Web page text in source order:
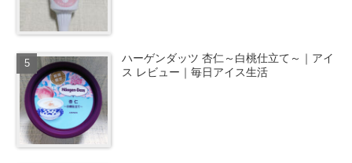
ハーゲンダッツ 杏仁～白桃仕立て～｜アイ
ス レビュー｜毎日アイス生活